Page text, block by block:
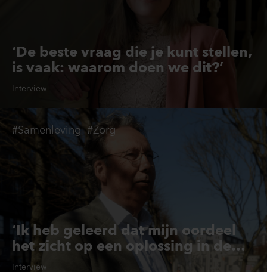
‘De beste vraag die je kunt stellen,
is vaak: waarom doen we dit?’
Interview
‘Ik heb geleerd dat mijn oordeel
het zicht op een oplossing in de
weg kan staan’
Interview
#Samenleving #Zorg